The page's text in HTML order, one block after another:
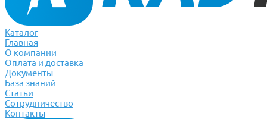
Каталог
Главная
О компании
Оплата и доставка
Документы
База знаний
Статьи
Сотрудничество
Контакты